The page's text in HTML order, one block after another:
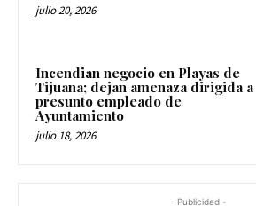
julio 20, 2026
Incendian negocio en Playas de
Tijuana; dejan amenaza dirigida a
presunto empleado de
Ayuntamiento
julio 18, 2026
- Publicidad -